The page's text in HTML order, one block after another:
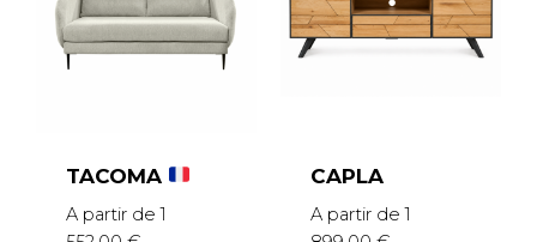
TACOMA
A partir de1
CAPLA
A partir de1